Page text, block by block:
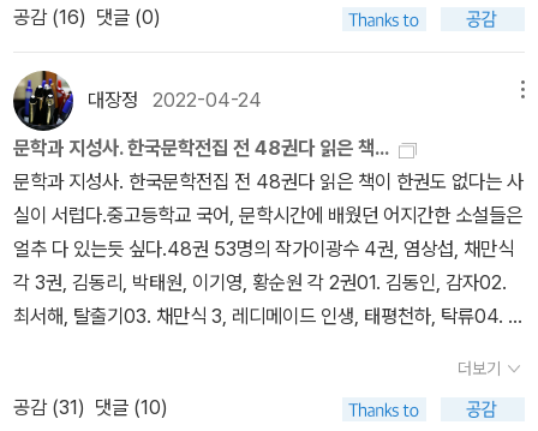
실제를 들여다 보면 짐승만 못한 세상 아니더냐. 유일한희망이었던
듣고는 얼마나 고소하던지...그런데 지은이 채만식은 이 소설을쓸 당
시 윤직원 영감을 어떤 사람을 모델로 하지 않았을까. 실제로 친일을
하면서 부를 축적한 사람들이많았으니 말이야. 그들이 이 소설을 읽
었을 때 찔릴 양심이 있었는지 모르겠구나. 안타까운 것은 채만식도
일제시대 말기 친일 행위를 했단다. 그래도채만식은 양심이 있었던
것 같구나. 해방 후에 <민족의죄인>이라는 소설을 통해 자신의 친일
행적을 깊이 반성하였단다.반성도 없이 당당한 다른 친일파들과는 다
른 행보가 그를 다른 친일파들과 구분 짓게 평가하는 것 같구나. 그렇
11일 향년 47세로세상을 등졌다고 하는구나. 47세의 적은 나이임에
도 그는 200여편의 작품을 남겼다고 하는데, 시대를 제대로 타고 났
금씩이라도 움돋았을 그 힘을 어떻게 쓰고자 했을까. 이렇게 묻는다.
히 헤헤 웃고 있으면 하늘에서 태평천하라도 떨어진단 말이오?” 그러
나 웃을 뿐, 답이 없다. 이런 시대의 탈출구는 문학이 만들어주지 못한
다. 그것은 그저 보여줄 뿐이다. “문학의 힘은 얼마나 클까? 우리의
인생을 바꾸거나, 세계를 바꿀 수 있을까?”
용에는 직접적인 비판은 드러나지 않지만 비꼬는 말투로 풍자하는 것
들의 모습이 아닌 부자 윤 직원네 가족만 묘사함으로써 잘 풍자하고
있다. 그렇다고 풍자만 하려는 것은 아니다. 내 생각에 작가는 다른 인
물들과 달리 윤종학을 긍정적으로 보고 있으며 본받을 만한 인물로
내세우는 느낌이 든다. ’윤 직원이 말하는 태평천하시대에서 편하게
살 수 있는데도 불구하고 사회주의 운동을 하며 사는 것이 그 시대에
민족이 할 수 있는 진정한 방향이 아닐까‘ 하는 생각을 드러내는 것 같
다. 여기에 농담 같은 평가를 더하면 나는 돈을 펑펑쓰지 않는 자식을
낳아야 겠다는 생각을 한다.끝으로 나는 평소 리뷰를 쓰지 않는다. 책
은 자주 읽지만 이렇게 글로 쓰면서까지 책에 대해 깊게 생각해 본적
이 없었다. 그러나 이번 리뷰를 통해 도전했다. 사실 리뷰를 쓰게 된
시대는 구한말 신변의 위협에 따른 불안함에서 해방된 사회이며, <태
평천하>의 더할 나위 없이 평화로운 삶은 윤직원 영감이 처한 신분에
한해서는 어쩌면 타당하다고 여겨지기도 한다. 윤직원 영감은 이런
평화로움(?)에 만족하지 못하고, 욕심을 부린다. 명예까지 얻으려한
다. 권위있는 양반가문으로의 전환을 계획한다. 하지만 권위(지방군
수와 경찰서장을 손자로 둔 뼈대있는 집안의 완성)로의 멀어짐은 부
유한 환경이라는 늪에 빠진 자식들의 니힐리즘적인 탈선으로서 이루
어지고, 마지막 희망이었던 종학의 사회주의자로의 배반은 영감의 입
을 빌려 “이 태평천하에! 이 태평천하에…….”라는 도저히 믿을 수가
없다는 불신의 목소리를 만들어 낸다. 결국, 이 소설은 사회비판 이전
따지면 <태평천하>라는 제목 역시 풍자와 역설과 반어의 표현이다.
와 싸움을 하고, 태식이와 싸움을 하고, 친정아버지와 싸움을 합니다.
고씨는 시아버지와 싸움을 하고, 며느리들과 싸움을하고, 시누이와
싸움을 하고, 다니러 오는 아들과 싸움을하고 동대문 밖과 관철동의
시앗집엘 가끔 쫓아가서는 들부수고 싸움을 합니다.그래서 싸움, 싸
움, 싸움, 사뭇 이 여러 싸움을 근저당(根抵當)해놓고 씁니다. 그리
고그런 숱한 여러 싸움 가운데 오늘은 시아버지 윤직원 영감과 며느
릴 고씨와의 싸움이 방금 벌어질 켯속입니다.(241)만일 오늘이 우리
한테 새것을 가져다주지 않고 어제와 꼬옥 같은 것만 되풀이를 한다
면 참으로우리는 숨이 막히고 모두 불행할 것입니다.그러나 오늘은
어제와 같으면서도 (어제 치면서도더 자라난) 한 다른 오늘 치를 우리
한테 가져다주고, 그러하기때문에 그리하는 동안 인간은 늙어 백발
로, 백발은 마침내 무덤으로……이렇게 하염없어도 인류는 하루하루
공감 (16) 댓글 (0)
대장정 2022-04-24
문학과 지성사. 한국문학전집 전 48권다 읽은 책...
문학과 지성사. 한국문학전집 전 48권다 읽은 책이 한권도 없다는 사
실이 서럽다.중고등학교 국어, 문학시간에 배웠던 어지간한 소설들은
얼추 다 있는듯 싶다.48권 53명의 작가이광수 4권, 염상섭, 채만식
각 3권, 김동리, 박태원, 이기영, 황순원 각 2권01. 김동인, 감자02.
최서해, 탈출기03. 채만식 3, 레디메이드 인생, 태평천하, 탁류04. 염
사하촌07. 김동리 2, 무녀도, 등신불08. 황순원 2, 독짓는 늙은이, 카
인의 후예09. 박태원 2, 천변풍경, 소설가 구보씨의 일일10. 손창섭,
더보기
공감 (31) 댓글 (10)